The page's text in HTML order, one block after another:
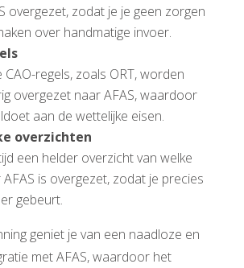
overgezet, zodat je je geen zorgen
over handmatige invoer.
CAO-regels, zoals ORT, worden
overgezet naar AFAS, waardoor
aan de wettelijke eisen.
overzichten
een helder overzicht van welke
is overgezet, zodat je precies
gebeurt.
geniet je van een naadloze en
met AFAS, waardoor het